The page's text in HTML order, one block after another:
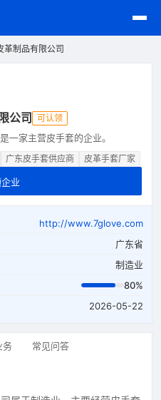
革制品有限公司
公司 可认领
一家主营皮手套的企业。
广东皮手套供应商 皮革手套厂家
业
http://www.7glove.com
广东省
制造业
80%
2026-05-22
务 常见问答